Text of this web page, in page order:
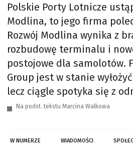
Polskie Porty Lotnicze
Modlina, to jego firma
Rozwój Modlina wynika z
rozbudowę terminalu i
postojowe dla samolotów.
Group jest w stanie
lecz ciągle spotyka się z
Na podst. tekstu Marcina Walkowa
W NUMERZE WIADOMOŚCI